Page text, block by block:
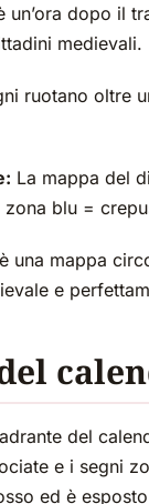
un’ora dopo il
medievali.
ruotano oltre
La mappa del
blu =
una mappa
e
del
e i segni
ed è